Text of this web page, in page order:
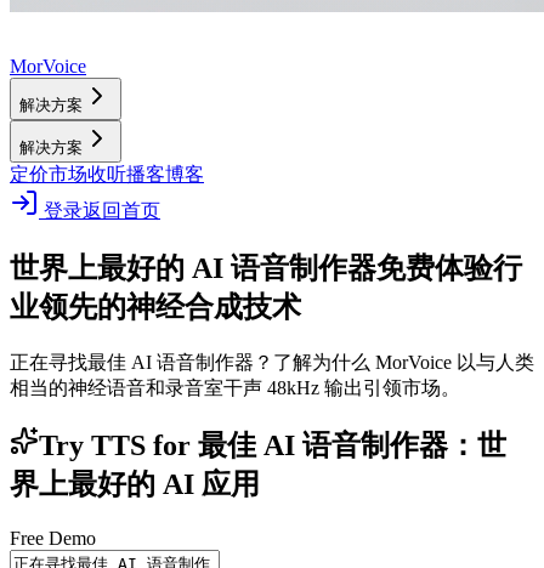
MorVoice
解决方案
解决方案
定价市场收听播客博客
登录返回首页
世界上最好的 AI 语音制作器免费体验行
业领先的神经合成技术
正在寻找最佳 AI 语音制作器？了解为什么 MorVoice 以与人类
相当的神经语音和录音室干声 48kHz 输出引领市场。
Try TTS for 最佳 AI 语音制作器：世
界上最好的 AI 应用
Free Demo